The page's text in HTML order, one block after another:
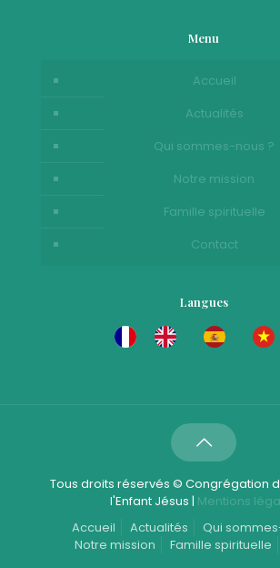
Menu
Accueil
Actualités
Qui sommes-nous ?
Notre mission
Famille spirituelle
Contact
Langues
Tous droits réservés © Congrégation
l'Enfant Jésus | Mentions
Accueil
Actualités
Qui
Notre mission
Famille spirituelle